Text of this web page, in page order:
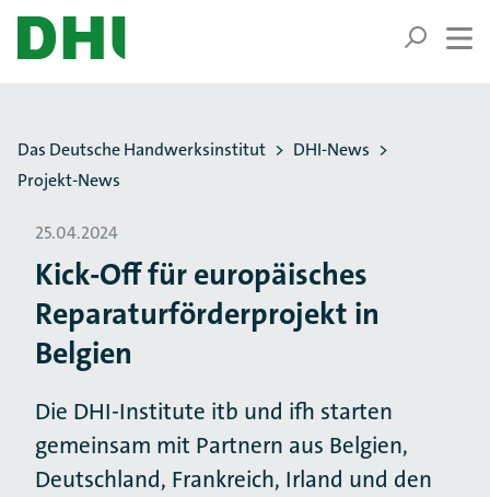
ZUM HAUPTINHALT SPRINGEN
ZUR SUCHE SPRINGEN
Sie befinden sich hier:
Das Deutsche Handwerksinstitut
DHI-News
Projekt-News
25.04.2024
Kick-Off für europäisches
Reparaturförderprojekt in
Belgien
Die DHI-Institute itb und ifh starten
gemeinsam mit Partnern aus Belgien,
Deutschland, Frankreich, Irland und den